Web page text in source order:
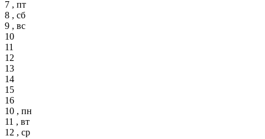
7 , пт
8 , сб
9 , вс
10
11
12
13
14
15
16
10 , пн
11 , вт
12 , ср